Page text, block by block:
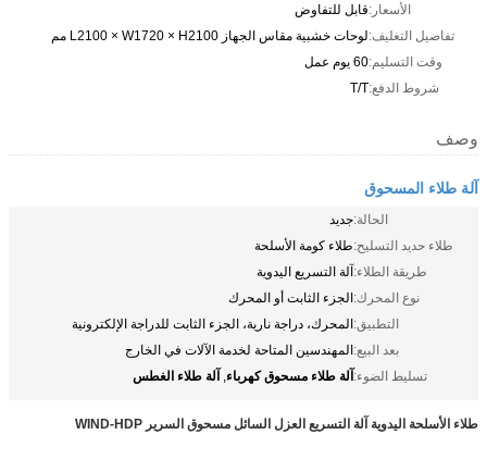
الأسعار:قابل للتفاوض
تفاصيل التغليف:لوحات خشبية مقاس الجهاز L2100 × W1720 × H2100 مم
وقت التسليم:60 يوم عمل
شروط الدفع:T/T
وصف
آلة طلاء المسحوق
الحالة:جديد
طلاء حديد التسليح:طلاء كومة الأسلحة
طريقة الطلاء:آلة التسريع اليدوية
نوع المحرك:الجزء الثابت أو المحرك
التطبيق:المحرك، دراجة نارية، الجزء الثابت للدراجة الإلكترونية
بعد البيع:المهندسين المتاحة لخدمة الآلات في الخارج
تسليط الضوء:آلة طلاء مسحوق كهرباء, آلة طلاء الغطس
طلاء الأسلحة اليدوية آلة التسريع العزل السائل مسحوق السرير WIND-HDP